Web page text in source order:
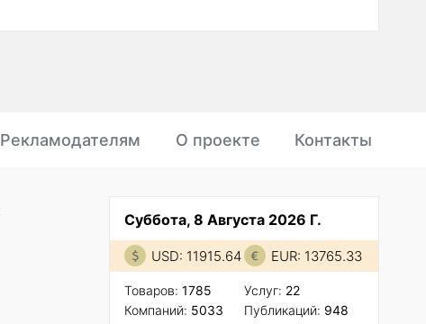
Рекламодателям О проекте Контакты
Суббота, 8 Августа 2026 Г.
USD: 11915.64 EUR: 13765.33
Товаров: 1785
Компаний: 5033
Услуг: 22
Публикаций: 948